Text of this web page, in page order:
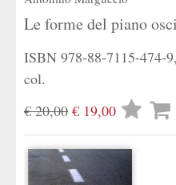
Le forme del piano
ISBN 978-88-7115-474-
col.
€ 20,00 € 19,00 Lista